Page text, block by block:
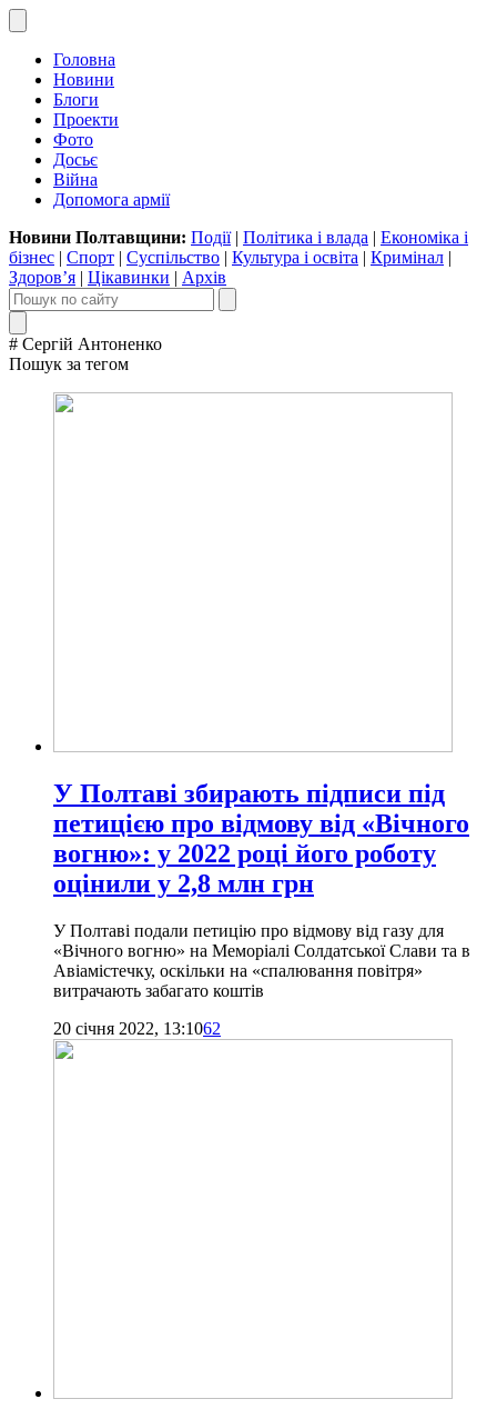
Головна
Новини
Блоги
Проекти
Фото
Досьє
Війна
Допомога армії
Новини Полтавщини: Події| Політика і влада | Економіка і
бізнес | Спорт | Суспільство | Культура і освіта | Кримінал |
Здоров’я | Цікавинки | Архів
# Сергій Антоненко
Пошук за тегом
У Полтаві збирають підписи під
петицією про відмову від «Вічного
вогню»: у 2022 році його роботу
оцінили у 2,8 млн грн
У Полтаві подали петицію про відмову від газу для
«Вічного вогню» на Меморіалі Солдатської Слави та в
Авіамістечку, оскільки на «спалювання повітря»
витрачають забагато коштів
20 січня 2022, 13:1062